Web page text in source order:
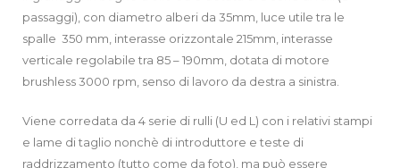
passaggi), con diametro alberi da 35mm, luce utile tra le
spalle 350 mm, interasse orizzontale 215mm, interasse
verticale regolabile tra 85 – 190mm, dotata di motore
brushless 3000 rpm, senso di lavoro da destra a sinistra.
Viene corredata da 4 serie di rulli (U ed L) con i relativi stampi
e lame di taglio nonchè di introduttore e teste di
raddrizzamento (tutto come da foto), ma può essere